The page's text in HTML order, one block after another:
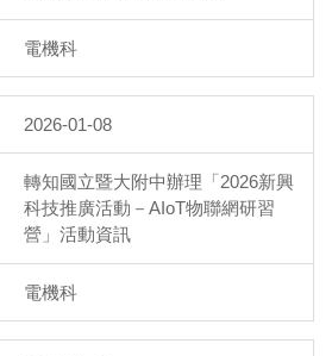
電機科
2026-01-08
轉知國立暨大附中辦理「2026新興
科技推廣活動－AIoT物聯網研習
營」活動資訊
電機科